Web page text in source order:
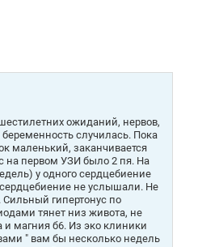
ожиданий, нервов,
случилась. Пока
маленький, заканчивается
на первом УЗИ было 2 пя. На
у одного сердцебиение
сердцебиение не услышали. Не
гипертонус по
тянет низ живота, не
магния б6. Из эко клиники
" вам бы несколько недель